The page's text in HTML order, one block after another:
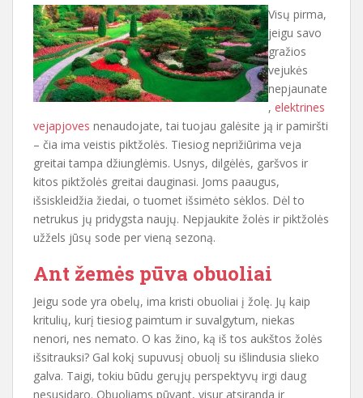
Visų pirma,
jeigu savo
gražios
vejukės
nepjaunate
, elektrines
vejapjoves nenaudojate, tai tuojau galėsite ją ir pamiršti
– čia ima veistis piktžolės. Tiesiog neprižiūrima veja
greitai tampa džiunglėmis. Usnys, dilgėlės, garšvos ir
kitos piktžolės greitai dauginasi. Joms paaugus,
išsiskleidžia žiedai, o tuomet išsimėto sėklos. Dėl to
netrukus jų pridygsta naujų. Nepjaukite žolės ir piktžolės
užžels jūsų sode per vieną sezoną.
Ant žemės pūva obuoliai
Jeigu sode yra obelų, ima kristi obuoliai į žolę. Jų kaip
kritulių, kurį tiesiog paimtum ir suvalgytum, niekas
nenori, nes nemato. O kas žino, ką iš tos aukštos žolės
išsitrauksi? Gal kokį supuvusį obuolį su išlindusia slieko
galva. Taigi, tokiu būdu gerųjų perspektyvų irgi daug
nesusidaro. Obuoliams pūvant, visur atsiranda ir